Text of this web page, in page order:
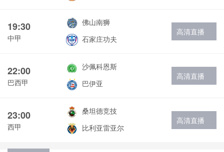
19:30
中甲
佛山南狮
石家庄功夫
高清直播
22:00
巴西甲
沙佩科恩斯
巴伊亚
高清直播
23:00
西甲
桑坦德竞技
比利亚雷亚尔
高清直播